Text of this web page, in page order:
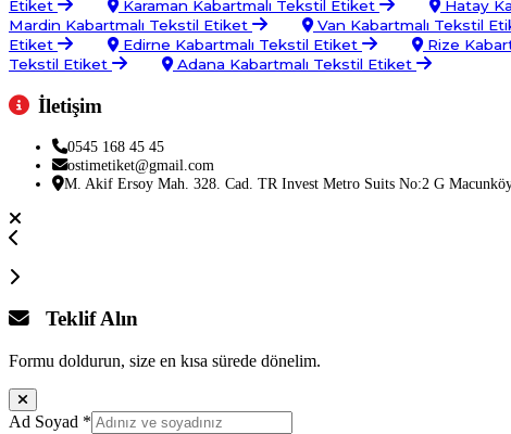
Etiket
Karaman Kabartmalı Tekstil Etiket Hatay
Mardin Kabartmalı Tekstil Etiket
Van Kabartmalı Tekstil
Etiket
Edirne Kabartmalı Tekstil Etiket Rize
Tekstil Etiket
Adana Kabartmalı Tekstil Etiket
İletişim
0545 168 45 45
ostimetiket@gmail.com
M. Akif Ersoy Mah. 328. Cad. TR Invest Metro Suits No:2 G
Teklif Alın
Formu doldurun, size en kısa sürede dönelim.
Ad Soyad *